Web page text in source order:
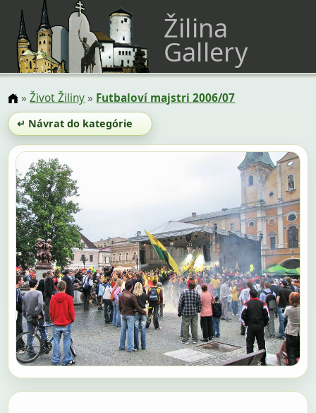
Žilina
Gallery
»Život Žiliny» Futbaloví majstri 2006/07
↵ Návrat do kategórie